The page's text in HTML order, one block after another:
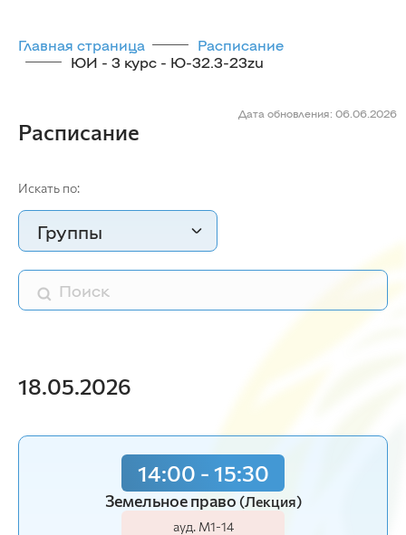
Главная страница
Расписание
ЮИ - 3 курс - Ю-32.3-23zu
Дата обновления: 06.06.2026
Расписание
Искать по:
Группы
18.05.2026
14:00 - 15:30
Земельное право (Лекция)
ауд. М1-14